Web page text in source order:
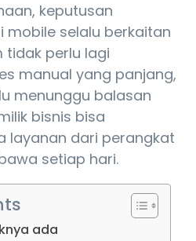
keputusan
mobile selalu berkaitan
tidak perlu lagi
manual yang panjang,
menunggu balasan
bisnis bisa
layanan dari perangkat
setiap hari.
ada